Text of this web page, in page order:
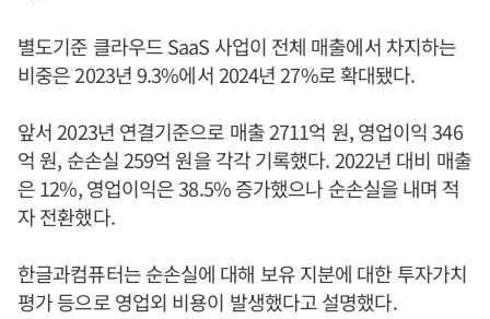
별도기준 클라우드 SaaS 사업이 전체 매출에서 차지하는
비중은 2023년 9.3%에서 2024년 27%로 확대됐다.
앞서 2023년 연결기준으로 매출 2711억 원, 영업이익 346
억 원, 순손실 259억 원을 각각 기록했다. 2022년 대비 매출
은 12%, 영업이익은 38.5% 증가했으나 순손실을 내며 적
자 전환했다.
한글과컴퓨터는 순손실에 대해 보유 지분에 대한 투자가치
평가 등으로 영업외 비용이 발생했다고 설명했다.